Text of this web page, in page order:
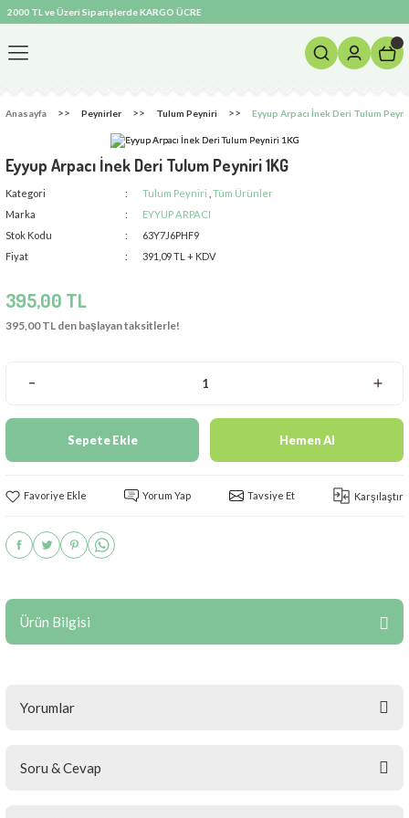
2000 TL ve Üzeri Siparişlerde KARGO ÜCRETSİZ! ❄️ Soğuk Zincir ve Özel İzolasyonlu
Geri Dön
Anasayfa Peynirler Tulum Peyniri Eyyup Arpacı İnek Deri Tulum
Eyyup Arpacı İnek Deri Tulum Peyniri 1KG
Kategori Tulum Peyniri Tüm Ürünler
Marka
EYYUP ARPACI
Stok Kodu
63Y7J6PHF9
Fiyat
391,09 TL + KDV
395,00 TL
395,00 TL den başlayan taksitlerle!
Sepete Ekle Hemen Al
Yorum Yap Tavsiye Et Karşılaştır
Ürün Bilgisi
Yorumlar
Soru & Cevap